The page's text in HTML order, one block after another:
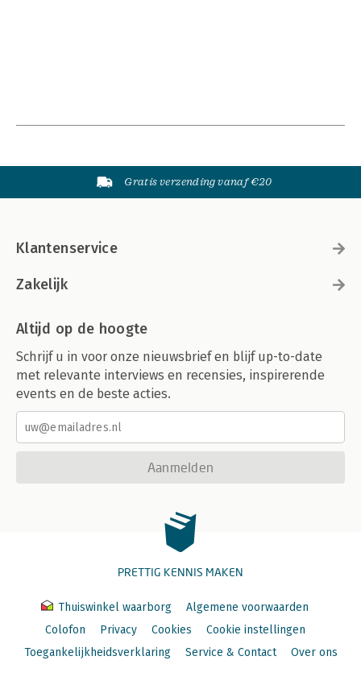
Gratis verzending vanaf €20
Klantenservice
Zakelijk
Altijd op de hoogte
Schrijf u in voor onze nieuwsbrief en blijf up-to-date
met relevante interviews en recensies, inspirerende
events en de beste acties.
Aanmelden
PRETTIG KENNIS MAKEN
Thuiswinkel waarborg
Algemene voorwaarden
Colofon
Privacy Cookies
Cookie instellingen
Toegankelijkheidsverklaring
Service & Contact Over ons